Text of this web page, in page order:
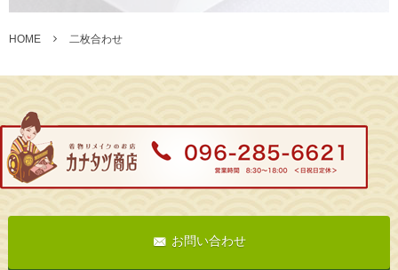
HOME 二枚合わせ
お問い合わせ